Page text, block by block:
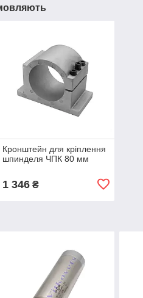
Кронштейн для кріплення
шпинделя ЧПК 80 мм
1 346₴